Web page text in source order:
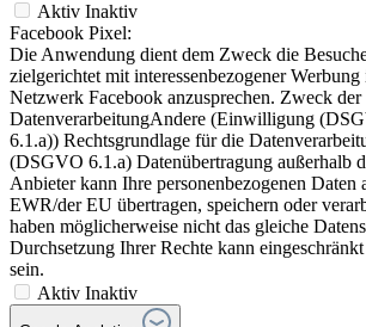
Aktiv Inaktiv
Facebook Pixel:
Die Anwendung dient dem Zweck die
zielgerichtet mit interessenbezogener Werbung
Netzwerk Facebook anzusprechen. Zweck der
DatenverarbeitungAndere (Einwilligung
6.1.a)) Rechtsgrundlage für die
(DSGVO 6.1.a) Datenübertragung außerhalb
Anbieter kann Ihre personenbezogenen Daten
EWR/der EU übertragen, speichern oder
haben möglicherweise nicht das gleiche
Durchsetzung Ihrer Rechte kann
sein.
Aktiv Inaktiv